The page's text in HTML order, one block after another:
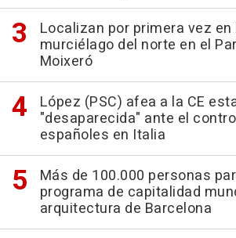
Localizan por primera vez
murciélago del norte en el
Moixeró
López (PSC) afea a la CE
"desaparecida" ante el
españoles en Italia
Más de 100.000 personas
programa de capitalidad
arquitectura de Barcelona